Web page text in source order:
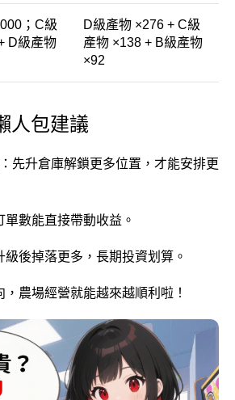
；C級
D級產物
D級產物 ×276 + C級
產物 ×138 + B級產物
×92
人包建議
：先升倉庫解鎖更多位置，才能安排更
單數能直接帶動收益。
級後掉落更多，長期投資划算。
農場經營就能越來越順利啦！